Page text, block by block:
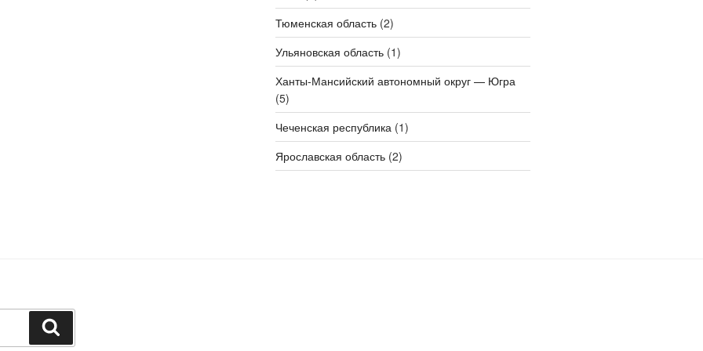
Тюменская область(2)
Ульяновская область(1)
Ханты-Мансийский автономный округ — Югра
(5)
Чеченская республика(1)
Ярославская область(2)